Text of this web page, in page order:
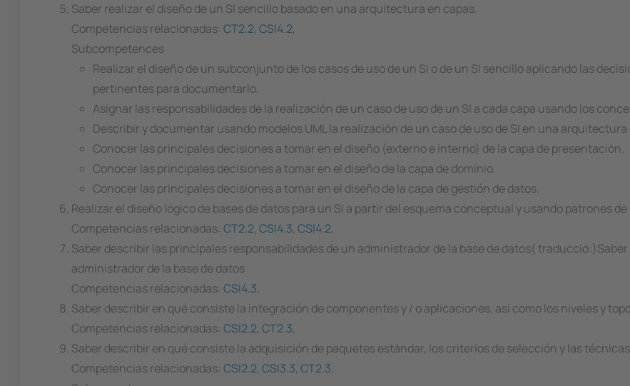
Saber realizar el diseño de un SI sencillo basado en una arquitectura en capas.
Competencias relacionadas: CT2.2, CSI4.2,
Subcompetences
Realizar el diseño de un subconjunto de los casos de uso de un SI o de un SI sencillo aplicando las
pertinentes para documentarlo.
Asignar las responsabilidades de la realización de un caso de uso de un SI a cada capa usando los
Describir y documentar usando modelos UML la realización de un caso de uso de SI en una arquitectura
Conocer las principales decisiones a tomar en el diseño (externo e interno) de la capa de presentación.
Conocer las principales decisiones a tomar en el diseño de la capa de dominio.
Conocer las principales decisiones a tomar en el diseño de la capa de gestión de datos.
Realizar el diseño lógico de bases de datos para un SI a partir del esquema conceptual y usando patrones
Competencias relacionadas: CT2.2, CSI4.3, CSI4.2,
Saber describir las principales responsabilidades de un administrador de la base de datos(
administrador de la base de datos
Competencias relacionadas: CSI4.3,
Saber describir en qué consiste la integración de componentes y / o aplicaciones, así como los niveles y
Competencias relacionadas: CSI2.2, CT2.3,
Saber describir en qué consiste la adquisición de paquetes estándar, los criterios de selección y las
Competencias relacionadas: CSI2.2, CSI3.3, CT2.3,